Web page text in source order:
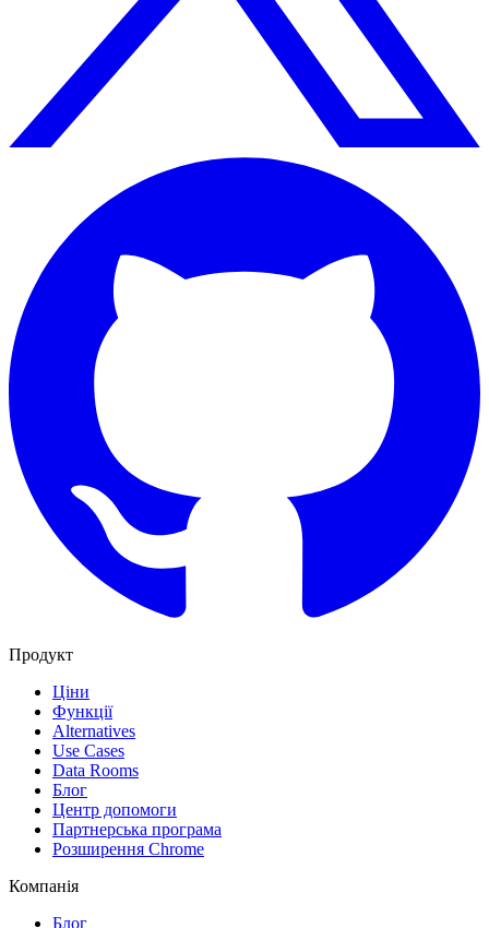
Продукт
Ціни
Функції
Alternatives
Use Cases
Data Rooms
Блог
Центр допомоги
Партнерська програма
Розширення Chrome
Компанія
Блог